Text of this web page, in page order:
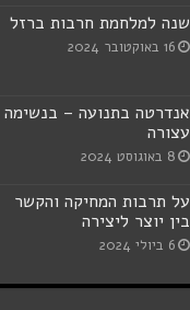
שנה למלחמת חרבות ברזל
16 באוקטובר 2024
אנדרטה בתנועה – בנשימה
עצורה
8 באוגוסט 2024
על תרבות המחיקה והקשר
בין יוצר ליצירה
6 ביולי 2024